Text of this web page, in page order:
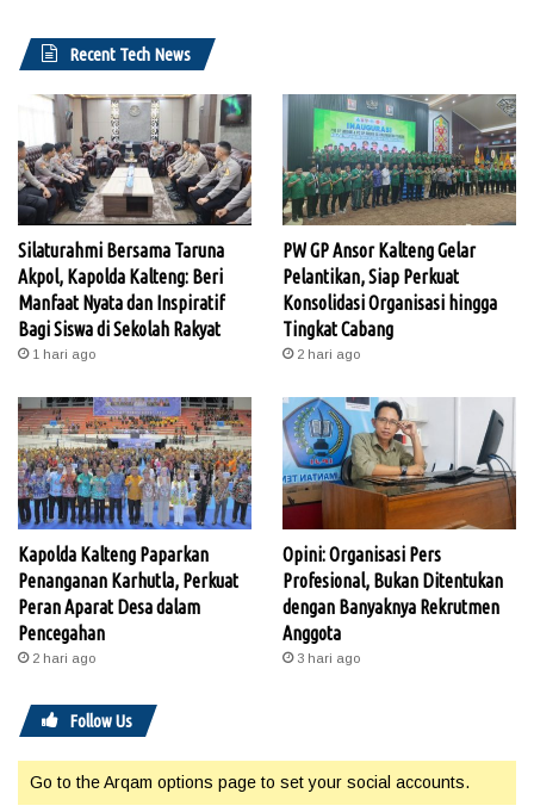
Recent Tech News
Silaturahmi Bersama Taruna
Akpol, Kapolda Kalteng: Beri
Manfaat Nyata dan Inspiratif
Bagi Siswa di Sekolah Rakyat
1 hari ago
PW GP Ansor Kalteng Gelar
Pelantikan, Siap Perkuat
Konsolidasi Organisasi hingga
Tingkat Cabang
2 hari ago
Kapolda Kalteng Paparkan
Penanganan Karhutla, Perkuat
Peran Aparat Desa dalam
Pencegahan
2 hari ago
Opini: Organisasi Pers
Profesional, Bukan Ditentukan
dengan Banyaknya Rekrutmen
Anggota
3 hari ago
Follow Us
Go to the Arqam options page to set your social accounts.